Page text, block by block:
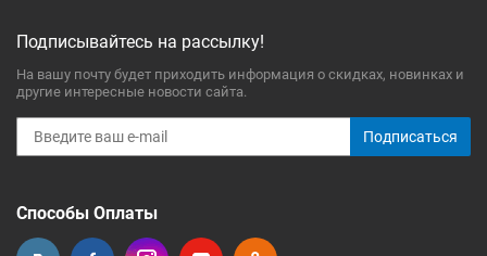
Подписывайтесь на рассылку!
На вашу почту будет приходить информация о скидках, новинках и
другие интересные новости сайта.
Подписаться
Способы Оплаты